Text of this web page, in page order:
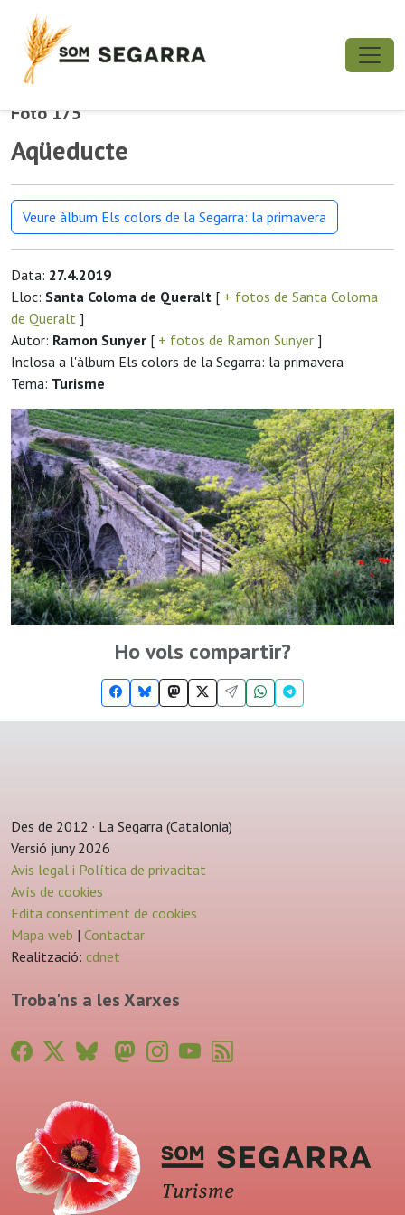
Foto 175
Aqüeducte
Veure àlbum Els colors de la Segarra: la primavera
Data: 27.4.2019
Lloc: Santa Coloma de Queralt [ + fotos de Santa Coloma
de Queralt ]
Autor: Ramon Sunyer [ + fotos de Ramon Sunyer ]
Inclosa a l'àlbum Els colors de la Segarra: la primavera
Tema: Turisme
Ho vols compartir?
Des de 2012 · La Segarra (Catalonia)
Versió juny 2026
Avis legal i Política de privacitat
Avís de cookies
Edita consentiment de cookies
Mapa web | Contactar
Realització: cdnet
Troba'ns a les Xarxes